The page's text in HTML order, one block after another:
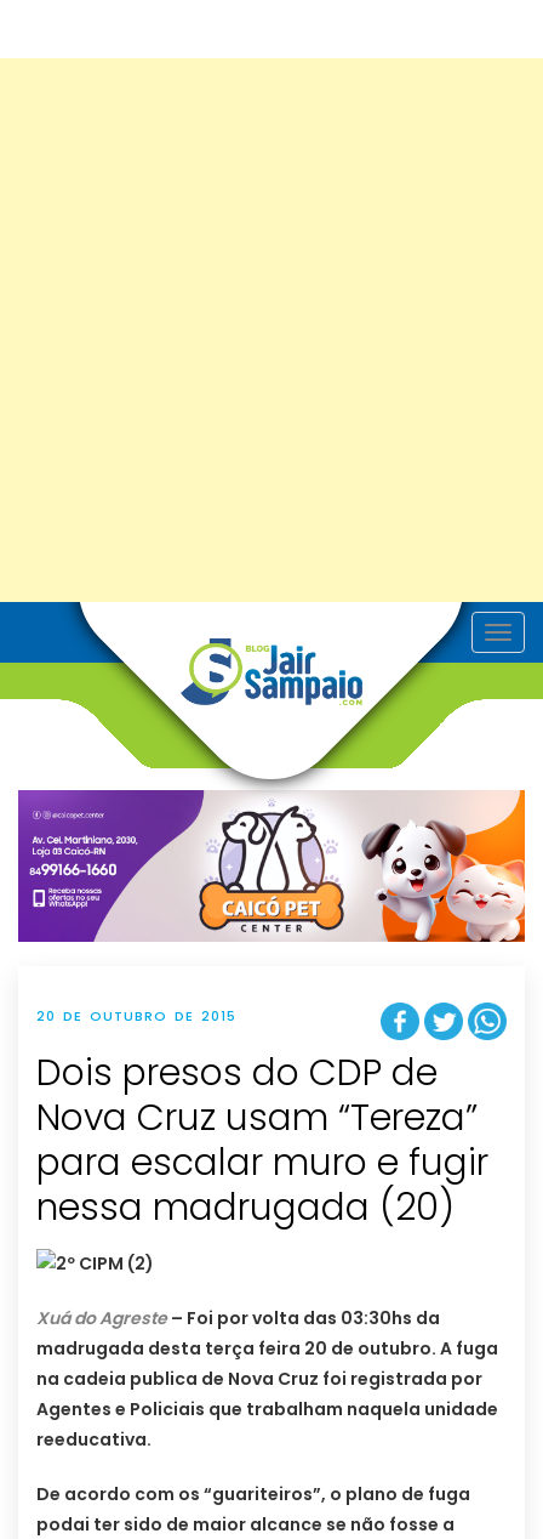
T
o
v
g
t
i
o
n
20 DE OUTUBRO DE 2015
Dois presos do CDP de
Nova Cruz usam “Tereza”
para escalar muro e fugir
nessa madrugada (20)
Xuá do Agreste – Foi por volta das 03:30hs da
madrugada desta terça feira 20 de outubro. A fuga
na cadeia publica de Nova Cruz foi registrada por
Agentes e Policiais que trabalham naquela unidade
reeducativa.
De acordo com os “guariteiros”, o plano de fuga
podai ter sido de maior alcance se não fosse a